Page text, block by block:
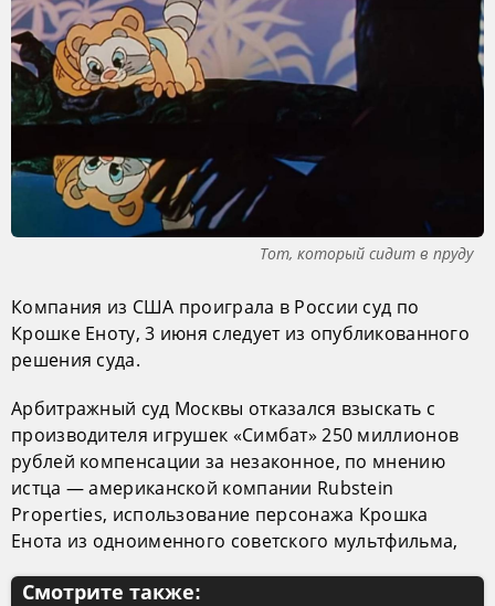
Тот, который сидит в пруду
Компания из США проиграла в России суд по
Крошке Еноту, 3 июня следует из опубликованного
решения суда.
Арбитражный суд Москвы отказался взыскать с
производителя игрушек «Симбат» 250 миллионов
рублей компенсации за незаконное, по мнению
истца — американской компании Rubstein
Properties, использование персонажа Крошка
Енота из одноименного советского мультфильма,
Смотрите также: